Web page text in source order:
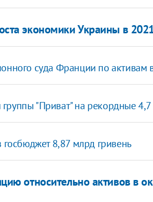
экономики Украины в
суда Франции по активам
"Приват" на рекордные 4,7
8,87 млрд гривень
относительно активов в